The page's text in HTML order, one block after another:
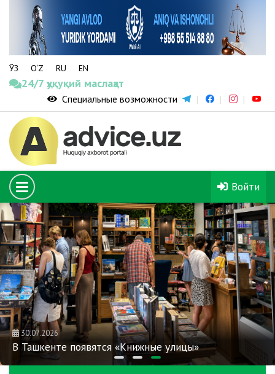
ЎЗ O‘Z RU EN
24/7 ҳуқуқий маслаҳат
Специальные возможности
Войти
30.07.2026
В Ташкенте появятся «Книжные улицы»